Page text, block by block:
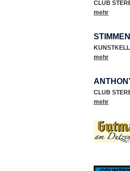
CLUB
mehr
mehr
CLUB
mehr